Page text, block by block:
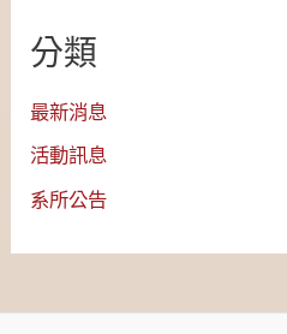
分類
最新消息
活動訊息
系所公告